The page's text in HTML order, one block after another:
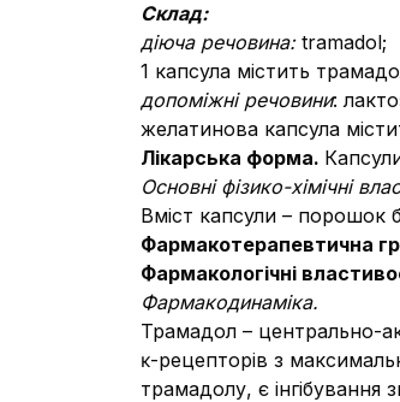
Склад:
діюча речовина: tramadol;
1 капсула містить
допоміжні речовини:
желатинова капсула
Лікарська форма.
Основні фізико-хімічні
Вміст капсули – порошок
Фармакотерапевтична
Фармакологічні
Фармакодинаміка.
Трамадол – центрально-
ĸ-рецепторів з
трамадолу, є інгібування